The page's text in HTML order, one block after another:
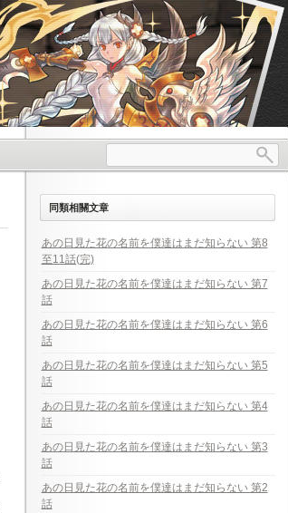
同類相關文章
あの日見た花の名前を僕達はまだ知らない 第8
至11話(完)
あの日見た花の名前を僕達はまだ知らない 第7
話
あの日見た花の名前を僕達はまだ知らない 第6
話
あの日見た花の名前を僕達はまだ知らない 第5
話
あの日見た花の名前を僕達はまだ知らない 第4
話
あの日見た花の名前を僕達はまだ知らない 第3
話
あの日見た花の名前を僕達はまだ知らない 第2
話